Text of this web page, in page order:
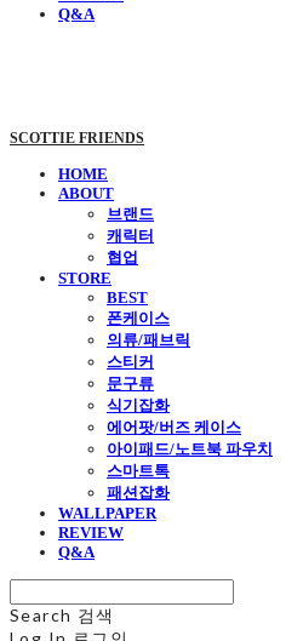
Q&A
SCOTTIE FRIENDS
HOME
ABOUT
브랜드
캐릭터
협업
STORE
BEST
폰케이스
의류/패브릭
스티커
문구류
식기잡화
에어팟/버즈 케이스
아이패드/노트북 파우치
스마트톡
패션잡화
WALLPAPER
REVIEW
Q&A
Search 검색